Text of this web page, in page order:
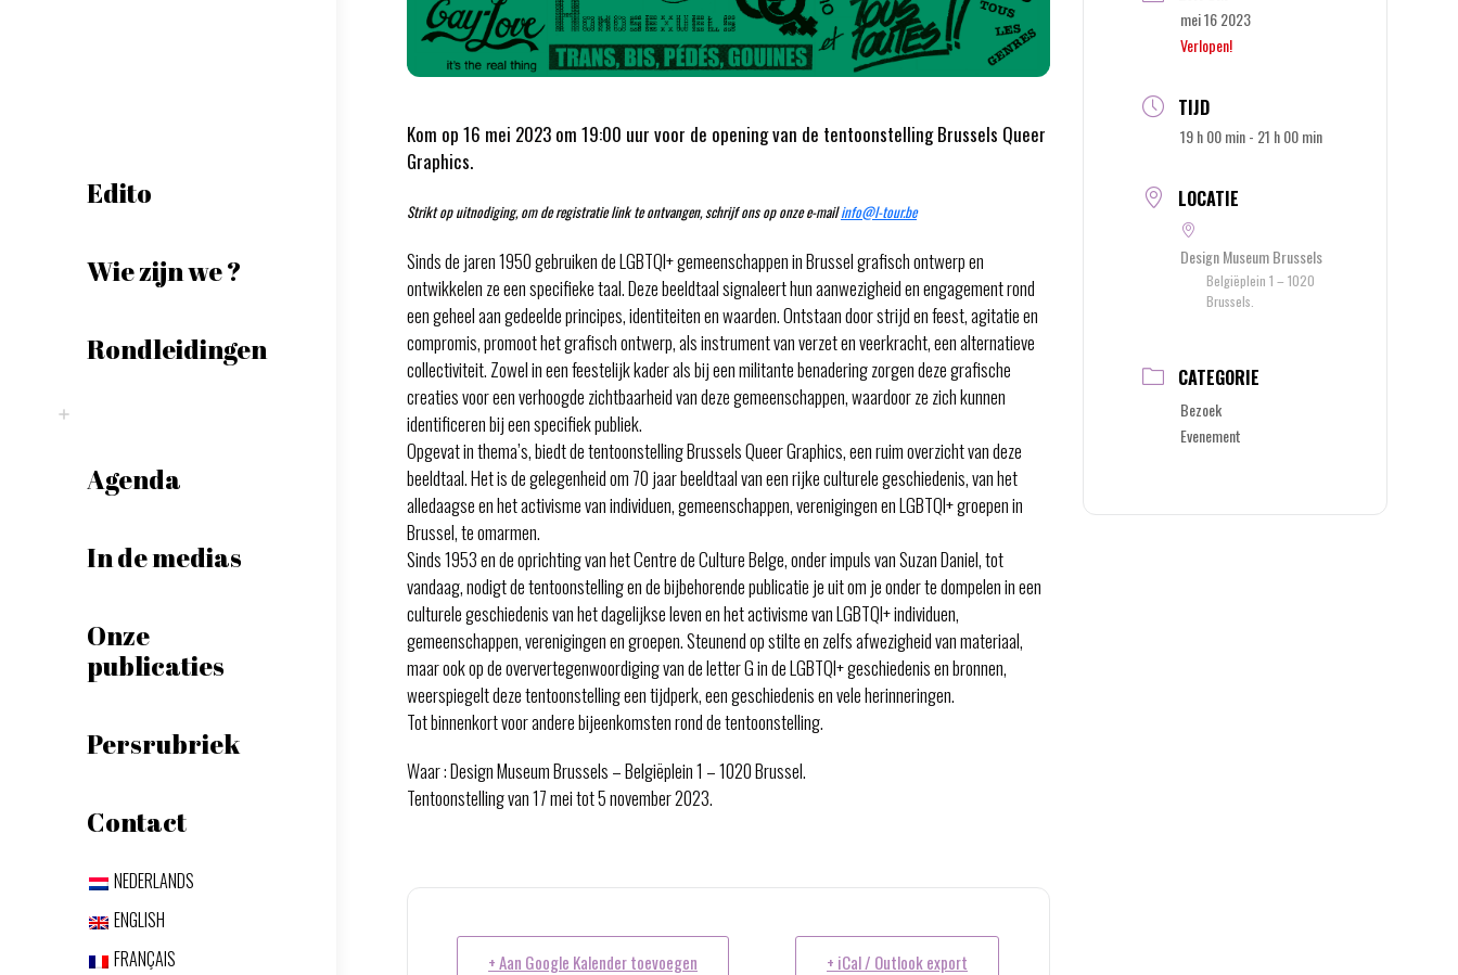
Edito
Wie zijn we ?
Rondleidingen
Agenda
In de medias
Onze
publicaties
Persrubriek
Contact
NEDERLANDS
ENGLISH
FRANÇAIS
Kom op 16 mei 2023 om 19:00 uur voor de opening van de tentoonstelling Brussels Queer
Graphics.
Strikt op uitnodiging, om de registratie link te ontvangen, schrijf ons op onze e-mailinfo@l-tour.be
Sinds de jaren 1950 gebruiken de LGBTQI+ gemeenschappen in Brussel grafisch ontwerp en
ontwikkelen ze een specifieke taal. Deze beeldtaal signaleert hun aanwezigheid en engagement rond
een geheel aan gedeelde principes, identiteiten en waarden. Ontstaan door strijd en feest, agitatie en
compromis, promoot het grafisch ontwerp, als instrument van verzet en veerkracht, een alternatieve
collectiviteit. Zowel in een feestelijk kader als bij een militante benadering zorgen deze grafische
creaties voor een verhoogde zichtbaarheid van deze gemeenschappen, waardoor ze zich kunnen
identificeren bij een specifiek publiek.
Opgevat in thema’s, biedt de tentoonstelling Brussels Queer Graphics, een ruim overzicht van deze
beeldtaal. Het is de gelegenheid om 70 jaar beeldtaal van een rijke culturele geschiedenis, van het
alledaagse en het activisme van individuen, gemeenschappen, verenigingen en LGBTQI+ groepen in
Brussel, te omarmen.
Sinds 1953 en de oprichting van het Centre de Culture Belge, onder impuls van Suzan Daniel, tot
vandaag, nodigt de tentoonstelling en de bijbehorende publicatie je uit om je onder te dompelen in een
culturele geschiedenis van het dagelijkse leven en het activisme van LGBTQI+ individuen,
gemeenschappen, verenigingen en groepen. Steunend op stilte en zelfs afwezigheid van materiaal,
maar ook op de oververtegenwoordiging van de letter G in de LGBTQI+ geschiedenis en bronnen,
weerspiegelt deze tentoonstelling een tijdperk, een geschiedenis en vele herinneringen.
Tot binnenkort voor andere bijeenkomsten rond de tentoonstelling.
Waar : Design Museum Brussels – Belgiëplein 1 – 1020 Brussel.
Tentoonstelling van 17 mei tot 5 november 2023.
+ Aan Google Kalender toevoegen + iCal / Outlook export
mei 16 2023
Verlopen!
TIJD
19 h 00 min - 21 h 00 min
LOCATIE
Design Museum Brussels
Belgiëplein 1 – 1020
Brussels.
CATEGORIE
Bezoek
Evenement